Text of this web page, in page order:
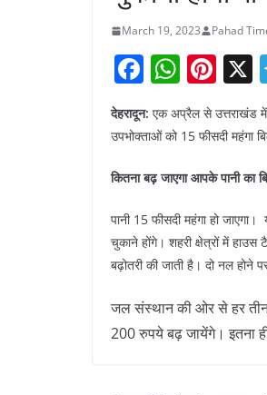
March 19, 2023 Pahad
F
c
b
o
o
k
W
h
at
A
p
p
Pi
er
st
देहरादून: एक अप्रैल से उत्तराखंड
उपभोक्ताओं को 15 फीसदी महंगा
कितना बढ़ जाएगा आपके पानी का
पानी 15 फीसदी महंगा हो
चुकाने होंगे। शहरी क्षेत्रों में हाउस
बढ़ोतरी की जाती है। दो नल होने
जल संस्थान की ओर से हर तीन
200 रुपये बढ़ जायेंगे। इतना